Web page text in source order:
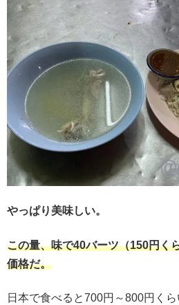
やっぱり美味しい。
この量、味で40バーツ（150円く
価格だ。
日本で食べると700円～800円くら